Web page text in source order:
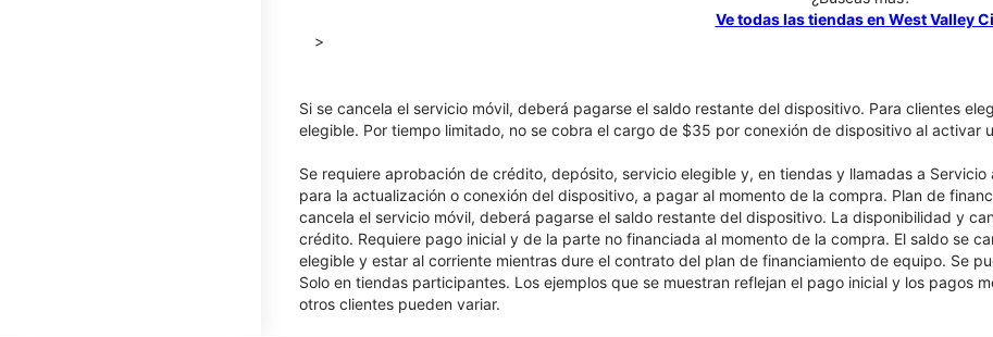
Ve todas las tiendas en West Valley
>
Si se cancela el servicio móvil, deberá pagarse el saldo restante del dispositivo. Para clientes
elegible. Por tiempo limitado, no se cobra el cargo de $35 por conexión de dispositivo al activar
Se requiere aprobación de crédito, depósito, servicio elegible y, en tiendas y llamadas a
para la actualización o conexión del dispositivo, a pagar al momento de la compra. Plan de
cancela el servicio móvil, deberá pagarse el saldo restante del dispositivo. La disponibilidad y
crédito. Requiere pago inicial y de la parte no financiada al momento de la compra. El saldo se
elegible y estar al corriente mientras dure el contrato del plan de financiamiento de equipo. Se
Solo en tiendas participantes. Los ejemplos que se muestran reflejan el pago inicial y los pagos
otros clientes pueden variar.